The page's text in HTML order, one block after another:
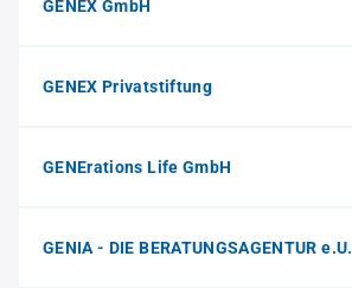
GENEX GmbH
GENEX Privatstiftung
GENErations Life GmbH
GENIA - DIE BERATUNGSAGENTUR e.U.